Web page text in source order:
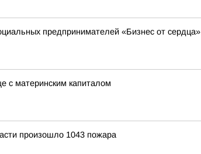
предпринимателей «Бизнес от сердца»
с материнским капиталом
произошло 1043 пожара